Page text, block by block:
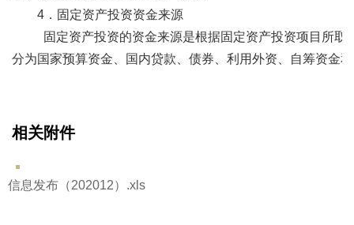
4．固定资产投资资金来源
固定资产投资的资金来源是根据固定资产投资项目所取
分为国家预算资金、国内贷款、债券、利用外资、自筹资金
相关附件
信息发布（202012）.xls